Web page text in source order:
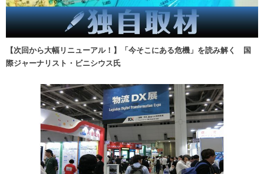
【次回から大幅リニューアル！】「今そこにある危機」を読み解く 国
際ジャーナリスト・ビニシウス氏